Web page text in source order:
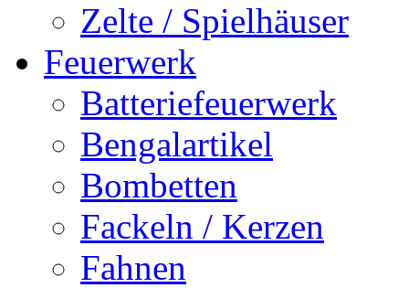
Zelte / Spielhäuser
Feuerwerk
Batteriefeuerwerk
Bengalartikel
Bombetten
Fackeln / Kerzen
Fahnen